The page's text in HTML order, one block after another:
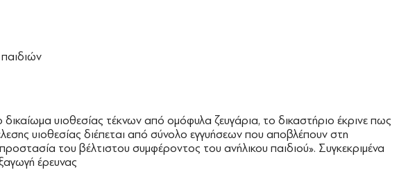
παιδιών
υιοθεσίας τέκνων από ομόφυλα ζευγάρια, το δικαστήριο έκρινε πως
υιοθεσίας διέπεται από σύνολο εγγυήσεων που αποβλέπουν στη
του βέλτιστου συμφέροντος του ανήλικου παιδιού». Συγκεκριμένα
έρευνας